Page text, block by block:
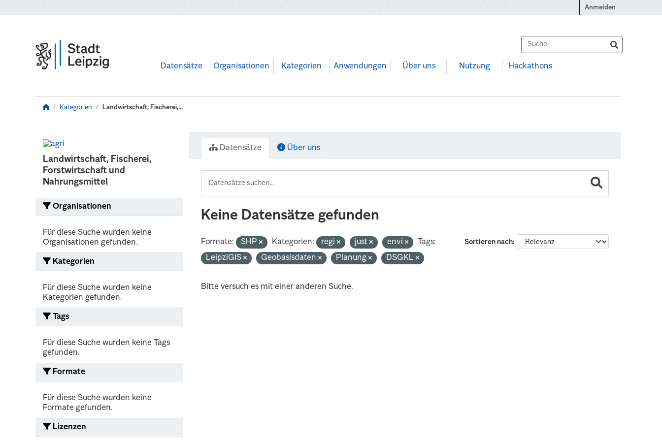
Anmelden
Datensätze Organisationen Kategorien Anwendungen Über uns Nutzung Hackathons
Kategorien Landwirtschaft, Fischerei,...
Landwirtschaft, Fischerei,
Forstwirtschaft und
Nahrungsmittel
Organisationen
Für diese Suche wurden keine
Organisationen gefunden.
Kategorien
Für diese Suche wurden keine
Kategorien gefunden.
Tags
Für diese Suche wurden keine Tags
gefunden.
Formate
Für diese Suche wurden keine
Formate gefunden.
Lizenzen
Datensätze Über uns
Keine Datensätze gefunden
Sortieren nach
Formate: SHP Kategorien: regi just envi
Tags:
LeipziGIS
Geobasisdaten Planung DSGKL
Bitte versuch es mit einer anderen Suche.